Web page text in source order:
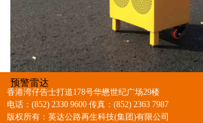
预警雷达
香港湾仔告士打道178号华懋世纪广场29楼
电话：(852) 2330 9600 传真：(852) 2363 7987
版权所有：英达公路再生科技(集团)有限公司